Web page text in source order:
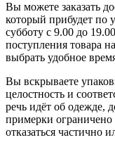
Вы можете заказать
который прибудет по
субботу с 9.00 до
поступления товара
выбрать удобное
Вы вскрываете
целостность и
речь идёт об одежде,
примерки
отказаться частично